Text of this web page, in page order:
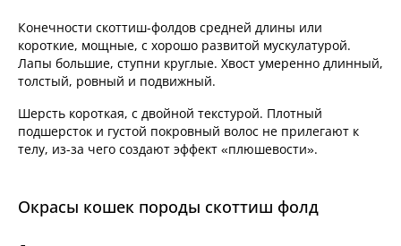
Конечности скоттиш-фолдов средней длины или
короткие, мощные, с хорошо развитой мускулатурой.
Лапы большие, ступни круглые. Хвост умеренно длинный,
толстый, ровный и подвижный.
Шерсть короткая, с двойной текстурой. Плотный
подшерсток и густой покровный волос не прилегают к
телу, из-за чего создают эффект «плюшевости».
Окрасы кошек породы скоттиш фолд